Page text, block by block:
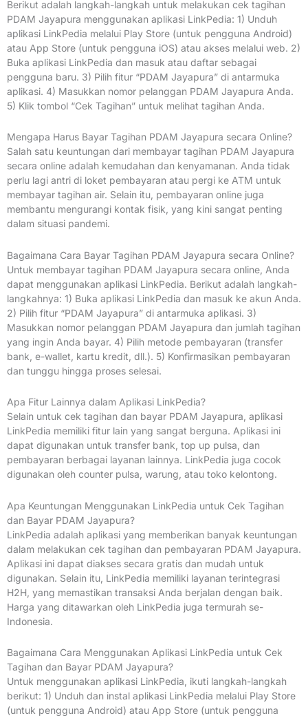
Berikut adalah langkah-langkah untuk melakukan cek tagihan
PDAM Jayapura menggunakan aplikasi LinkPedia: 1) Unduh
aplikasi LinkPedia melalui Play Store (untuk pengguna Android)
atau App Store (untuk pengguna iOS) atau akses melalui web. 2)
Buka aplikasi LinkPedia dan masuk atau daftar sebagai
pengguna baru. 3) Pilih fitur “PDAM Jayapura” di antarmuka
aplikasi. 4) Masukkan nomor pelanggan PDAM Jayapura Anda.
5) Klik tombol “Cek Tagihan” untuk melihat tagihan Anda.
Mengapa Harus Bayar Tagihan PDAM Jayapura secara Online?
Salah satu keuntungan dari membayar tagihan PDAM Jayapura
secara online adalah kemudahan dan kenyamanan. Anda tidak
perlu lagi antri di loket pembayaran atau pergi ke ATM untuk
membayar tagihan air. Selain itu, pembayaran online juga
membantu mengurangi kontak fisik, yang kini sangat penting
dalam situasi pandemi.
Bagaimana Cara Bayar Tagihan PDAM Jayapura secara Online?
Untuk membayar tagihan PDAM Jayapura secara online, Anda
dapat menggunakan aplikasi LinkPedia. Berikut adalah langkah-
langkahnya: 1) Buka aplikasi LinkPedia dan masuk ke akun Anda.
2) Pilih fitur “PDAM Jayapura” di antarmuka aplikasi. 3)
Masukkan nomor pelanggan PDAM Jayapura dan jumlah tagihan
yang ingin Anda bayar. 4) Pilih metode pembayaran (transfer
bank, e-wallet, kartu kredit, dll.). 5) Konfirmasikan pembayaran
dan tunggu hingga proses selesai.
Apa Fitur Lainnya dalam Aplikasi LinkPedia?
Selain untuk cek tagihan dan bayar PDAM Jayapura, aplikasi
LinkPedia memiliki fitur lain yang sangat berguna. Aplikasi ini
dapat digunakan untuk transfer bank, top up pulsa, dan
pembayaran berbagai layanan lainnya. LinkPedia juga cocok
digunakan oleh counter pulsa, warung, atau toko kelontong.
Apa Keuntungan Menggunakan LinkPedia untuk Cek Tagihan
dan Bayar PDAM Jayapura?
LinkPedia adalah aplikasi yang memberikan banyak keuntungan
dalam melakukan cek tagihan dan pembayaran PDAM Jayapura.
Aplikasi ini dapat diakses secara gratis dan mudah untuk
digunakan. Selain itu, LinkPedia memiliki layanan terintegrasi
H2H, yang memastikan transaksi Anda berjalan dengan baik.
Harga yang ditawarkan oleh LinkPedia juga termurah se-
Indonesia.
Bagaimana Cara Menggunakan Aplikasi LinkPedia untuk Cek
Tagihan dan Bayar PDAM Jayapura?
Untuk menggunakan aplikasi LinkPedia, ikuti langkah-langkah
berikut: 1) Unduh dan instal aplikasi LinkPedia melalui Play Store
(untuk pengguna Android) atau App Store (untuk pengguna